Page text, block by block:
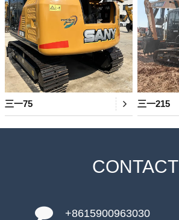
三一75 三一215
CONTACT
+8615900963030